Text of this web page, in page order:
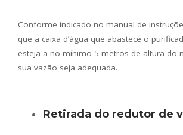
Conforme indicado no manual de
que a caixa d’água que abastece o
esteja a no mínimo 5 metros de altura do
sua vazão seja adequada.
Retirada do redutor de